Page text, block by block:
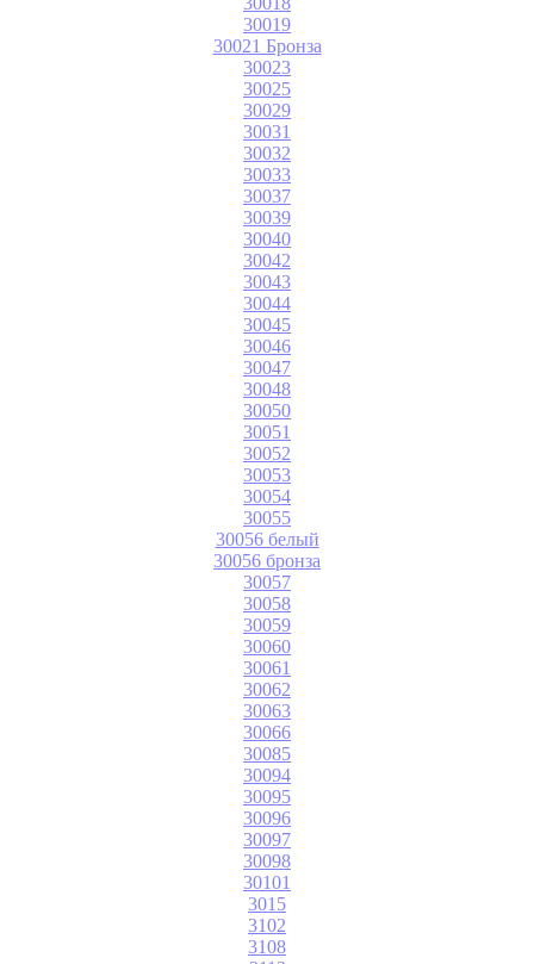
30019
30021 Бронза
30023
30025
30029
30031
30032
30033
30037
30039
30040
30042
30043
30044
30045
30046
30047
30048
30050
30051
30052
30053
30054
30055
30056 белый
30056 бронза
30057
30058
30059
30060
30061
30062
30063
30066
30085
30094
30095
30096
30097
30098
30101
3015
3102
3108